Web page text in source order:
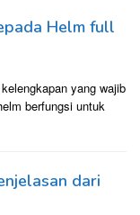
Helm full
yang wajib
berfungsi untuk
dari